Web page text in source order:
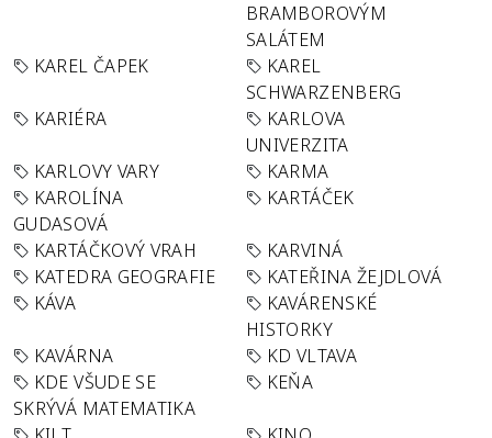
BRAMBOROVÝM
SALÁTEM
KAREL ČAPEK
KAREL
SCHWARZENBERG
KARIÉRA
KARLOVA
UNIVERZITA
KARLOVY VARY
KARMA
KAROLÍNA
GUDASOVÁ
KARTÁČEK
KARTÁČKOVÝ VRAH
KARVINÁ
KATEDRA GEOGRAFIE
KATEŘINA ŽEJDLOVÁ
KÁVA
KAVÁRENSKÉ
HISTORKY
KAVÁRNA
KD VLTAVA
KDE VŠUDE SE
SKRÝVÁ MATEMATIKA
KEŇA